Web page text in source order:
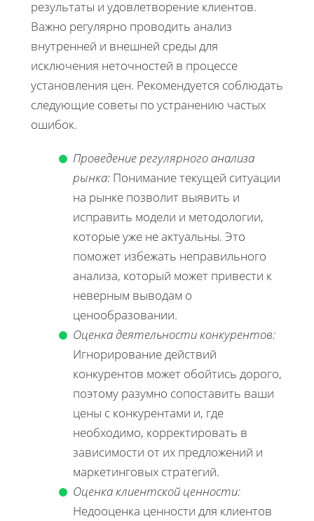
результаты и удовлетворение клиентов.
Важно регулярно проводить анализ
внутренней и внешней среды для
исключения неточностей в процессе
установления цен. Рекомендуется соблюдать
следующие советы по устранению частых
ошибок.
Проведение регулярного анализа
рынка: Понимание текущей ситуации
на рынке позволит выявить и
исправить модели и методологии,
которые уже не актуальны. Это
поможет избежать неправильного
анализа, который может привести к
неверным выводам о
ценообразовании.
Оценка деятельности конкурентов:
Игнорирование действий
конкурентов может обойтись дорого,
поэтому разумно сопоставить ваши
цены с конкурентами и, где
необходимо, корректировать в
зависимости от их предложений и
маркетинговых стратегий.
Оценка клиентской ценности:
Недооценка ценности для клиентов